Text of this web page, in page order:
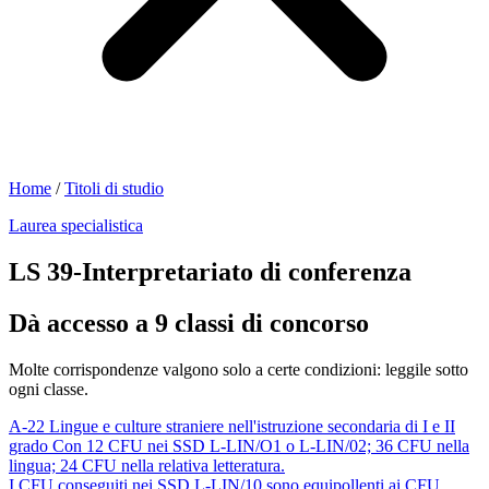
Home /Titoli di studio
Laurea specialistica
LS 39-Interpretariato di conferenza
Dà accesso a 9 classi di concorso
Molte corrispondenze valgono solo a certe condizioni: leggile sotto
ogni classe.
A-22 Lingue e culture straniere nell'istruzione secondaria di I e II
grado Con 12 CFU nei SSD L-LIN/O1 o L-LIN/02; 36 CFU nella
lingua; 24 CFU nella relativa letteratura.
I CFU conseguiti nei SSD L-LIN/10 sono equipollenti ai CFU